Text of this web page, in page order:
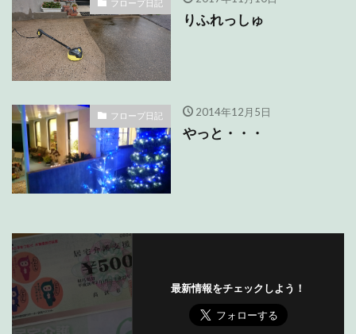
フロープ日記
りふれっしゅ
フロープ日記 2014年12月5日
やっと・・・
最新情報をチェックしよう！